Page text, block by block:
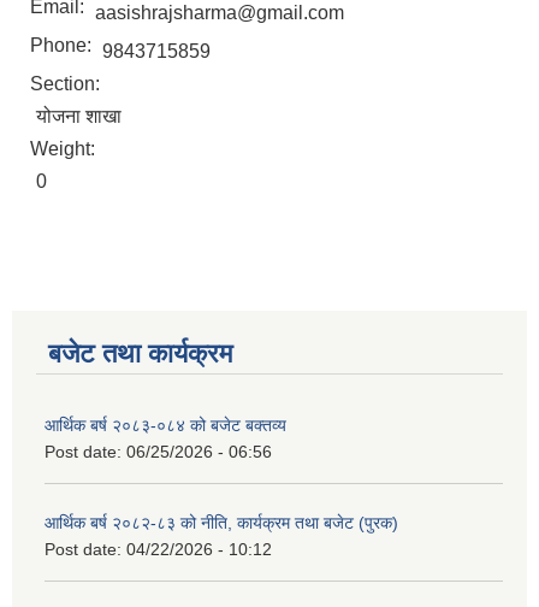
Email: aasishrajsharma@gmail.com
Phone: 9843715859
Section:
योजना शाखा
Weight:
0
बजेट तथा कार्यक्रम
आर्थिक बर्ष २०८३-०८४ को बजेट बक्तव्य
Post date: 06/25/2026 - 06:56
आर्थिक बर्ष २०८२-८३ को नीति, कार्यक्रम तथा बजेट (पुरक)
Post date: 04/22/2026 - 10:12